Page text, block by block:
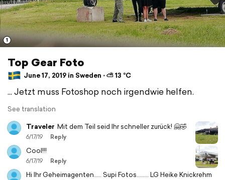
1
Top Gear Foto
June 17, 2019 in Sweden ⋅ ⛅ 13 °C
... Jetzt muss Fotoshop noch irgendwie helfen.
See translation
Traveler Mit dem Teil seid Ihr schneller zurück! 🤗🤣
6/17/19 Reply
Cool!!!
6/17/19 Reply
Hi Ihr Geheimagenten..... Supi Fotos...….. LG Heike Knickrehm